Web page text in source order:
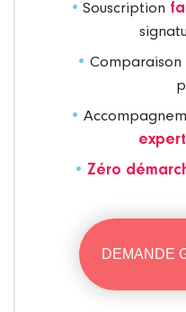
Souscription
Comparaison
Zéro
DEMANDE